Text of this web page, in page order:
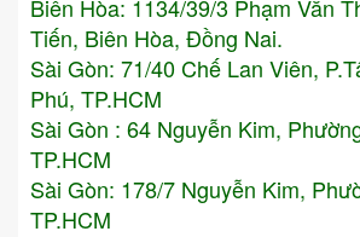
Biên Hòa: 1134/39/3 Phạm Văn
Tiến, Biên Hòa, Đồng Nai.
Sài Gòn: 71/40 Chế Lan Viên,
Phú, TP.HCM
Sài Gòn : 64 Nguyễn Kim,
TP.HCM
Sài Gòn: 178/7 Nguyễn Kim,
TP.HCM